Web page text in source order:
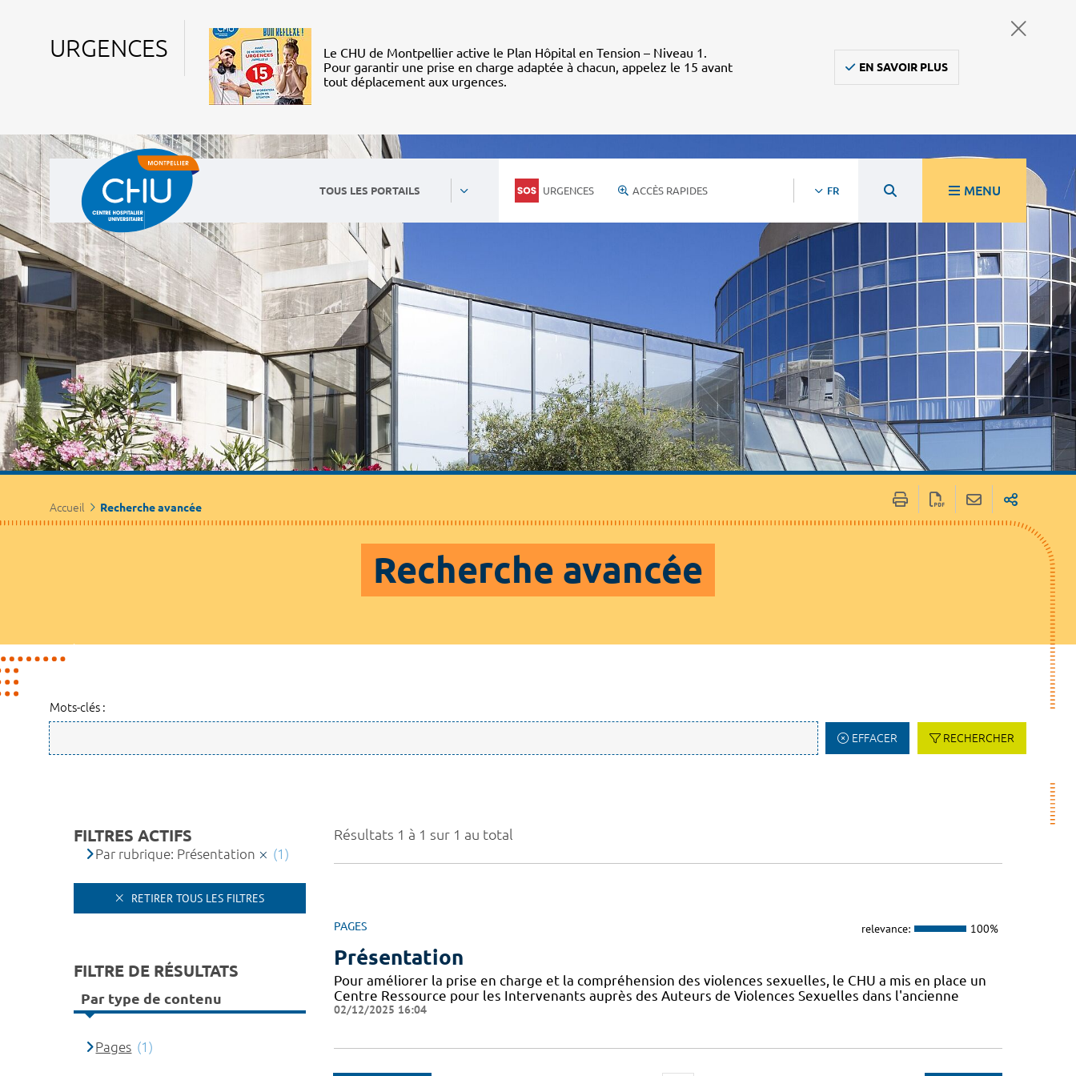
URGENCES
Le CHU de Montpellier active le Plan Hôpital en Tension – Niveau 1.
Pour garantir une prise en charge adaptée à chacun, appelez le 15 avant
tout déplacement aux urgences.
EN SAVOIR PLUS
TOUS LES PORTAILS URGENCES ACCÈS RAPIDES FR MENU
Accueil Recherche avancée
Recherche avancée
Mots-clés :
EFFACER RECHERCHER
Résultats 1 à 1 sur 1 au total
PAGES relevance: 100%
Présentation
Pour améliorer la prise en charge et la compréhension des violences sexuelles, le CHU a mis en place un
Centre Ressource pour les Intervenants auprès des Auteurs de Violences Sexuelles dans l'ancienne
02/12/2025 16:04
FILTRES ACTIFS
Par rubrique: Présentation (1)
RETIRER TOUS LES FILTRES
FILTRE DE RÉSULTATS
Par type de contenu
Pages (1)